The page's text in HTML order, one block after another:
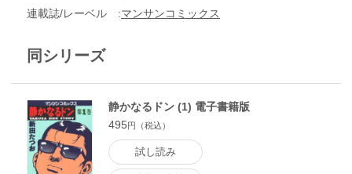
連載誌/レーベル
マンサンコミックス
同シリーズ
静かなるドン (1) 電子書籍版
495円（税込）
試し読み